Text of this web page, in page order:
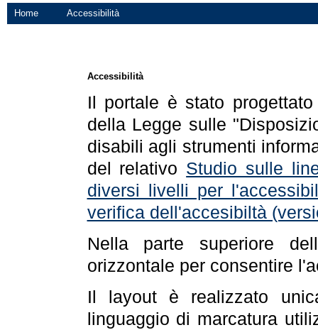
Home Accessibilità
Accessibilità
Il portale è stato
della Legge sulle
disabili agli strumenti
del relativo Studio sulle
diversi livelli per
verifica dell'accesibiltà
Nella parte superiore
orizzontale per consentire
Il layout è realizzato
linguaggio di marcatura